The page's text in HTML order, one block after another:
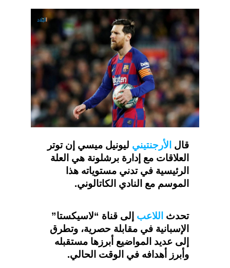
قال الأرجنتيني ليونيل ميسي إن توتر
العلاقات مع إدارة برشلونة هي العلة
الرئيسية في تدني مستوياته هذا
الموسم مع النادي الكاتالوني.
تحدث اللاعب إلى قناة “لاسيكستا”
الإسبانية في مقابلة حصرية، وتطرق
إلى عديد المواضيع أبرزها مستقبله
وأبرز أهدافه في الوقت الحالي.